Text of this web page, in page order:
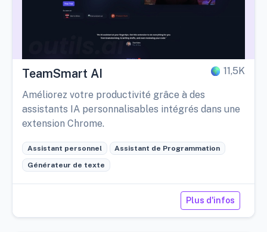
TeamSmart AI 11,5K
Améliorez votre productivité grâce à des
assistants IA personnalisables intégrés dans une
extension Chrome.
Assistant personnel Assistant de Programmation
Générateur de texte
Plus d'infos